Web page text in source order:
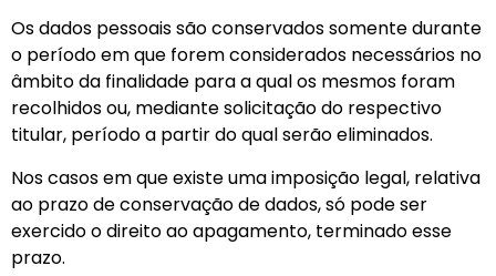
Os dados pessoais são conservados somente durante
o período em que forem considerados necessários no
âmbito da finalidade para a qual os mesmos foram
recolhidos ou, mediante solicitação do respectivo
titular, período a partir do qual serão eliminados.
Nos casos em que existe uma imposição legal, relativa
ao prazo de conservação de dados, só pode ser
exercido o direito ao apagamento, terminado esse
prazo.